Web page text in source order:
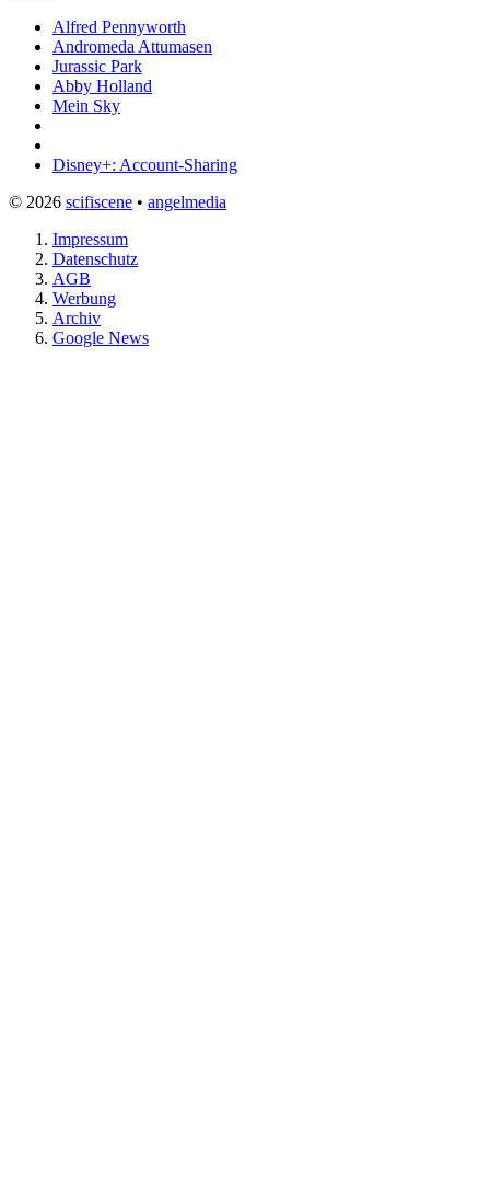
Alfred Pennyworth
Andromeda Attumasen
Jurassic Park
Abby Holland
Mein Sky
Disney+: Account-Sharing
© 2026 scifiscene • angelmedia
Impressum
Datenschutz
AGB
Werbung
Archiv
Google News